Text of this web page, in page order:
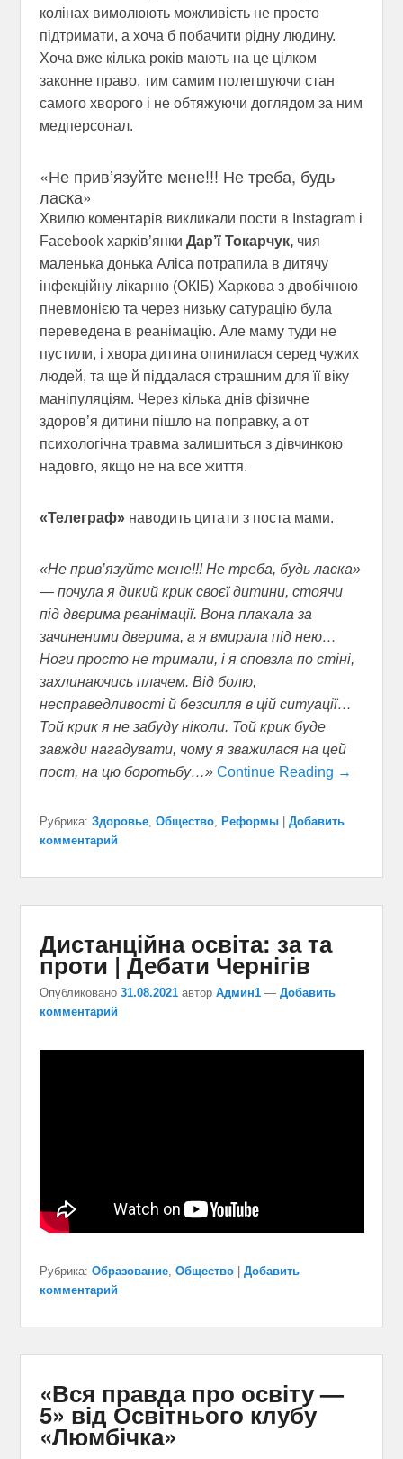
колінах вимолюють можливість не просто
підтримати, а хоча б побачити рідну людину.
Хоча вже кілька років мають на це цілком
законне право, тим самим полегшуючи стан
самого хворого і не обтяжуючи доглядом за ним
медперсонал.
«Не прив’язуйте мене!!! Не треба, будь
ласка»
Хвилю коментарів викликали пости в Instagram і
Facebook харків’янки Дар’ї Токарчук,чия
маленька донька Аліса потрапила в дитячу
інфекційну лікарню (ОКІБ) Харкова з двобічною
пневмонією та через низьку сатурацію була
переведена в реанімацію. Але маму туди не
пустили, і хвора дитина опинилася серед чужих
людей, та ще й піддалася страшним для її віку
маніпуляціям. Через кілька днів фізичне
здоров’я дитини пішло на поправку, а от
психологічна травма залишиться з дівчинкою
надовго, якщо не на все життя.
«Телеграф»наводить цитати з поста мами.
«Не прив’язуйте мене!!! Не треба, будь ласка»
— почула я дикий крик своєї дитини, стоячи
під дверима реанімації. Вона плакала за
зачиненими дверима, а я вмирала під нею…
Ноги просто не тримали, і я сповзла по стіні,
захлинаючись плачем. Від болю,
несправедливості й безсилля в цій ситуації…
Той крик я не забуду ніколи. Той крик буде
завжди нагадувати, чому я зважилася на цей
пост, на цю боротьбу…» Continue Reading →
Рубрика: Здоровье, Общество, Реформы
Добавить
комментарий
Дистанційна освіта: за та
проти | Дебати Чернігів
Опубликовано 31.08.2021 автор Админ1 — Добавить
комментарий
Рубрика: Образование, Общество
Добавить
комментарий
«Вся правда про освіту —
5» від Освітнього клубу
«Люмбічка»